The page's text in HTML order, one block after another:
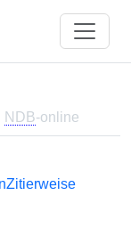
NDB-online
Zitierweise